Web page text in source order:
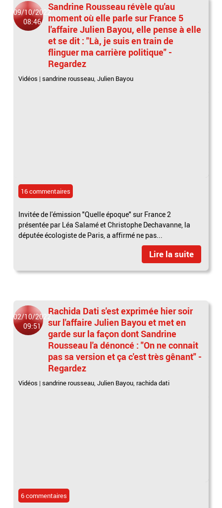
09/10/2022
08:46
Sandrine Rousseau révèle qu'au
moment où elle parle sur France 5
l'affaire Julien Bayou, elle pense à elle
et se dit : "Là, je suis en train de
flinguer ma carrière politique" -
Regardez
Vidéos |sandrine rousseau,Julien Bayou
16 commentaires
Invitée de l'émission "Quelle époque" sur France 2
présentée par Léa Salamé et Christophe Dechavanne, la
députée écologiste de Paris, a affirmé ne pas...
Lire la suite
02/10/2022
09:51
Rachida Dati s'est exprimée hier soir
sur l'affaire Julien Bayou et met en
garde sur la façon dont Sandrine
Rousseau l'a dénoncé : "On ne connait
pas sa version et ça c'est très gênant" -
Regardez
Vidéos |sandrine rousseau,Julien Bayou, rachida dati
6 commentaires